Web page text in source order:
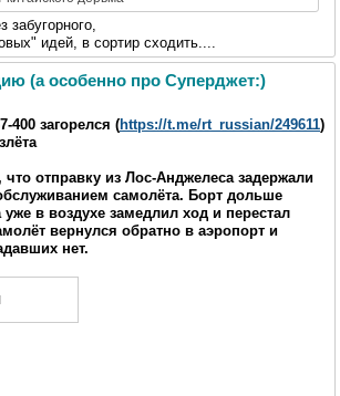
забугорного,
идей, в сортир сходить....
(а особенно про Суперджет:)
400 загорелся (https://t.me/rt_russian/249611)
что отправку из Лос-Анджелеса задержали
самолёта. Борт дольше
в воздухе замедлил ход и перестал
вернулся обратно в аэропорт и
нет.